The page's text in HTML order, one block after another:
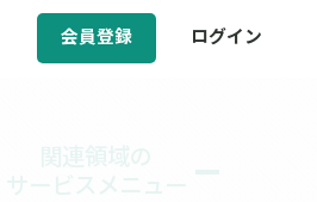
会員登録 ログイン